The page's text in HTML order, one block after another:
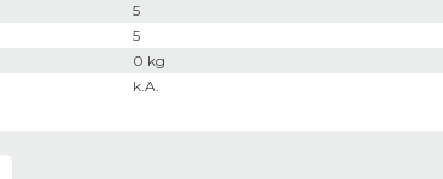
5
5
0 kg
k.A.